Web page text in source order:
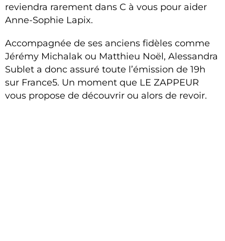
reviendra rarement dans C à vous pour aider
Anne-Sophie Lapix.
Accompagnée de ses anciens fidèles comme
Jérémy Michalak ou Matthieu Noël, Alessandra
Sublet a donc assuré toute l’émission de 19h
sur France5. Un moment que LE ZAPPEUR
vous propose de découvrir ou alors de revoir.